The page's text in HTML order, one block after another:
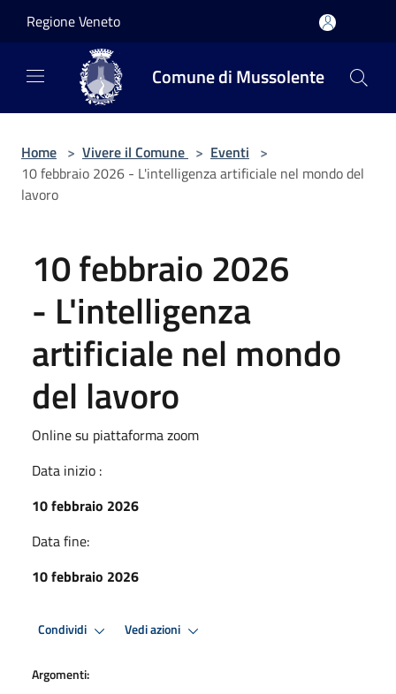
Regione Veneto
Comune di Mussolente
Home > Vivere il Comune > Eventi >
10 febbraio 2026 - L'intelligenza artificiale nel mondo del
lavoro
10 febbraio 2026
- L'intelligenza
artificiale nel mondo
del lavoro
Online su piattaforma zoom
Data inizio :
10 febbraio 2026
Data fine:
10 febbraio 2026
Condividi Vedi azioni
Argomenti: